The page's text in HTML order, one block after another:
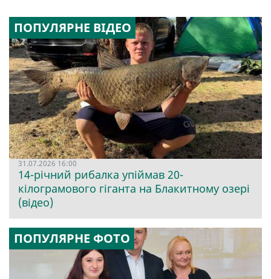
ПОПУЛЯРНЕ ВІДЕО
31.07.2026 16:00
14-річний рибалка упіймав 20-
кілограмового гіганта на Блакитному озері
(відео)
ПОПУЛЯРНЕ ФОТО